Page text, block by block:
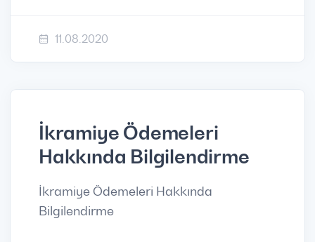
11.08.2020
İkramiye Ödemeleri
Hakkında Bilgilendirme
İkramiye Ödemeleri Hakkında
Bilgilendirme